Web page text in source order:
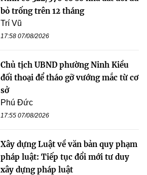
bỏ trống trên 12 tháng
Trí Vũ
17:58 07/08/2026
Chủ tịch UBND phường Ninh Kiều
đối thoại để tháo gỡ vướng mắc từ cơ
sở
Phú Đức
17:55 07/08/2026
Xây dựng Luật về văn bản quy phạm
pháp luật: Tiếp tục đổi mới tư duy
xây dựng pháp luật